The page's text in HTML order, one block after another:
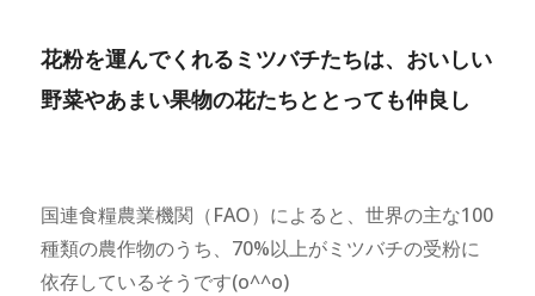
花粉を運んでくれるミツバチたちは、おいしい
野菜やあまい果物の花たちととっても仲良し
国連食糧農業機関（FAO）によると、世界の主な100
種類の農作物のうち、70%以上がミツバチの受粉に
依存しているそうです(o^^o)